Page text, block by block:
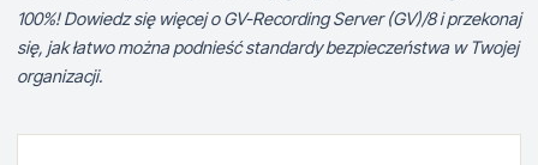
100%! Dowiedz się więcej o GV-Recording Server (GV)/8 i przekonaj
się, jak łatwo można podnieść standardy bezpieczeństwa w Twojej
organizacji.